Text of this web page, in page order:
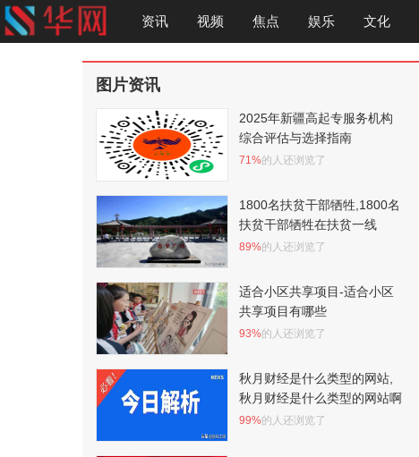
资讯 视频 焦点 娱乐 文化
图片资讯
2025年新疆高起专服务机构
综合评估与选择指南
71%的人还浏览了
1800名扶贫干部牺牲,1800名
扶贫干部牺牲在扶贫一线
89%的人还浏览了
适合小区共享项目-适合小区
共享项目有哪些
93%的人还浏览了
秋月财经是什么类型的网站,
秋月财经是什么类型的网站啊
99%的人还浏览了